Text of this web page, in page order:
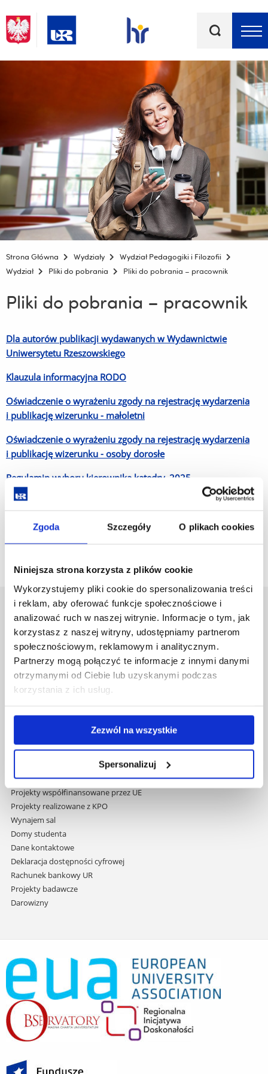
Zgoda Szczegóły O plikach cookies
Niniejsza strona korzysta z plików cookie
Wykorzystujemy pliki cookie do spersonalizowania treści
i reklam, aby oferować funkcje społecznościowe i
analizować ruch w naszej witrynie. Informacje o tym, jak
korzystasz z naszej witryny, udostępniamy partnerom
społecznościowym, reklamowym i analitycznym.
Partnerzy mogą połączyć te informacje z innymi danymi
otrzymanymi od Ciebie lub uzyskanymi podczas
korzystania z ich usług.
Zezwól na wszystkie
Spersonalizuj
kluczowe
Strona Główna Wydziały
Wydział Pedagogiki i Filozofii
Wydział
Pliki do pobrania Pliki do pobrania – pracownik
Pliki do pobrania – pracownik
Dla autorów publikacji wydawanych w Wydawnictwie
Uniwersytetu Rzeszowskiego
Klauzula informacyjna RODO
Oświadczenie o wyrażeniu zgody na rejestrację wydarzenia
i publikację wizerunku - małoletni
Oświadczenie o wyrażeniu zgody na rejestrację wydarzenia
i publikację wizerunku - osoby dorosłe
Regulamin wyboru kierownika katedry_2025
Wniosek o dokonanie przedplaty na konferencję krajową
Zasady ogólne program Erasmus+ 2025
Uniwersytet Rzeszowski
Al. Tadeusza Rejtana 16C
35-959 Rzeszów
Pomiń
nawigację
do
Polityka prywatności
Mapa serwisu
Biblioteka
Praca na UR
Fundusze strukturalne
Projekty współfinansowane przez UE
Projekty realizowane z KPO
Wynajem sal
Domy studenta
Dane kontaktowe
Deklaracja dostępności cyfrowej
Rachunek bankowy UR
Projekty badawcze
Darowizny